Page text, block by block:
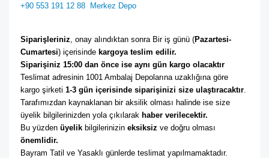
+90 553 191 12 88 Merkez Depo
Siparişleriniz , onay alındıktan sonra Bir iş günü (Pazartesi-
Cumartesi) içerisinde kargoya teslim edilir.
Siparişiniz 15:00 dan önce ise aynı gün kargo olacaktır
Teslimat adresinin 1001 Ambalaj Depolarına uzaklığına göre
kargo şirketi 1-3 gün içerisinde siparişinizi size ulaştıracaktır
Tarafımızdan kaynaklanan bir aksilik olması halinde ise size
üyelik bilgilerinizden yola çıkılarak haber verilecektir.
Bu yüzden üyelik bilgilerinizin eksiksiz
önemlidir.
Bayram Tatil ve Yasaklı günlerde teslimat yapılmamaktadır.